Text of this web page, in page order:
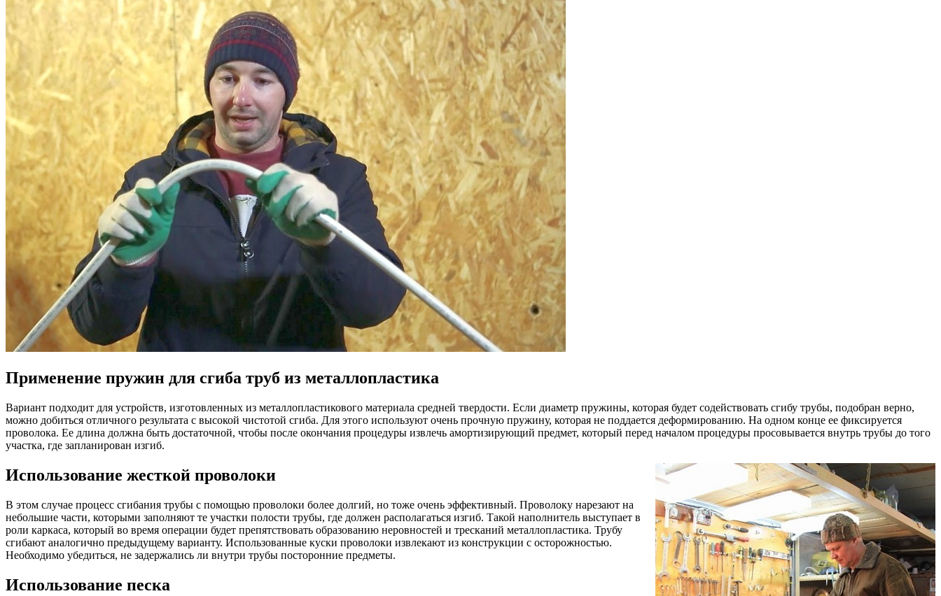
Применение пружин для сгиба труб из металлопластика
Вариант подходит для устройств, изготовленных из металлопластикового материала средней твердости. Если диаметр пружины, которая будет содействовать сгибу трубы, подобран верно,
можно добиться отличного результата с высокой чистотой сгиба. Для этого используют очень прочную пружину, которая не поддается деформированию. На одном конце ее фиксируется
проволока. Ее длина должна быть достаточной, чтобы после окончания процедуры извлечь амортизирующий предмет, который перед началом процедуры просовывается внутрь трубы до того
участка, где запланирован изгиб.
Использование жесткой проволоки
В этом случае процесс сгибания трубы с помощью проволоки более долгий, но тоже очень эффективный. Проволоку нарезают на
небольшие части, которыми заполняют те участки полости трубы, где должен располагаться изгиб. Такой наполнитель выступает в
роли каркаса, который во время операции будет препятствовать образованию неровностей и тресканий металлопластика. Трубу
сгибают аналогично предыдущему варианту. Использованные куски проволоки извлекают из конструкции с осторожностью.
Необходимо убедиться, не задержались ли внутри трубы посторонние предметы.
Использование песка